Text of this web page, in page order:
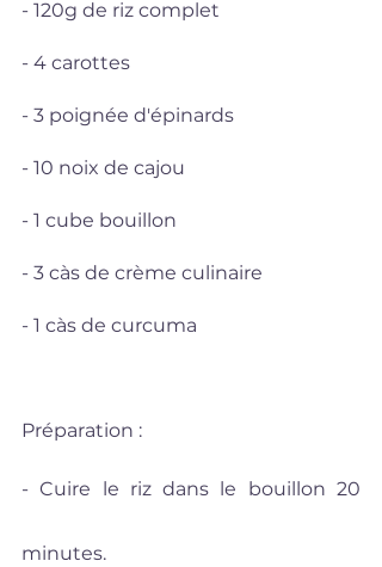
- 120g de riz complet
- 4 carottes
- 3 poignée d'épinards
- 10 noix de cajou
- 1 cube bouillon
- 3 càs de crème culinaire
- 1 càs de curcuma
Préparation :
- Cuire le riz dans le bouillon 20
minutes.